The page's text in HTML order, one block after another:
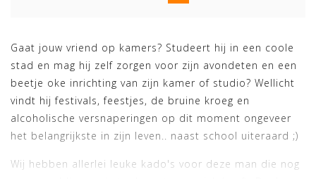
Gaat jouw vriend op kamers? Studeert hij in een coole
stad en mag hij zelf zorgen voor zijn avondeten en een
beetje oke inrichting van zijn kamer of studio? Wellicht
vindt hij festivals, feestjes, de bruine kroeg en
alcoholische versnaperingen op dit moment ongeveer
het belangrijkste in zijn leven.. naast school uiteraard ;)
Wij hebben allerlei leuke kado's voor deze man die nog